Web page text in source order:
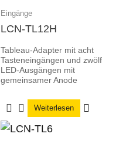
Eingänge
LCN-TL12H
Tableau-Adapter mit acht
Tasteneingängen und zwölf
LED-Ausgängen mit
gemeinsamer Anode
Weiterlesen